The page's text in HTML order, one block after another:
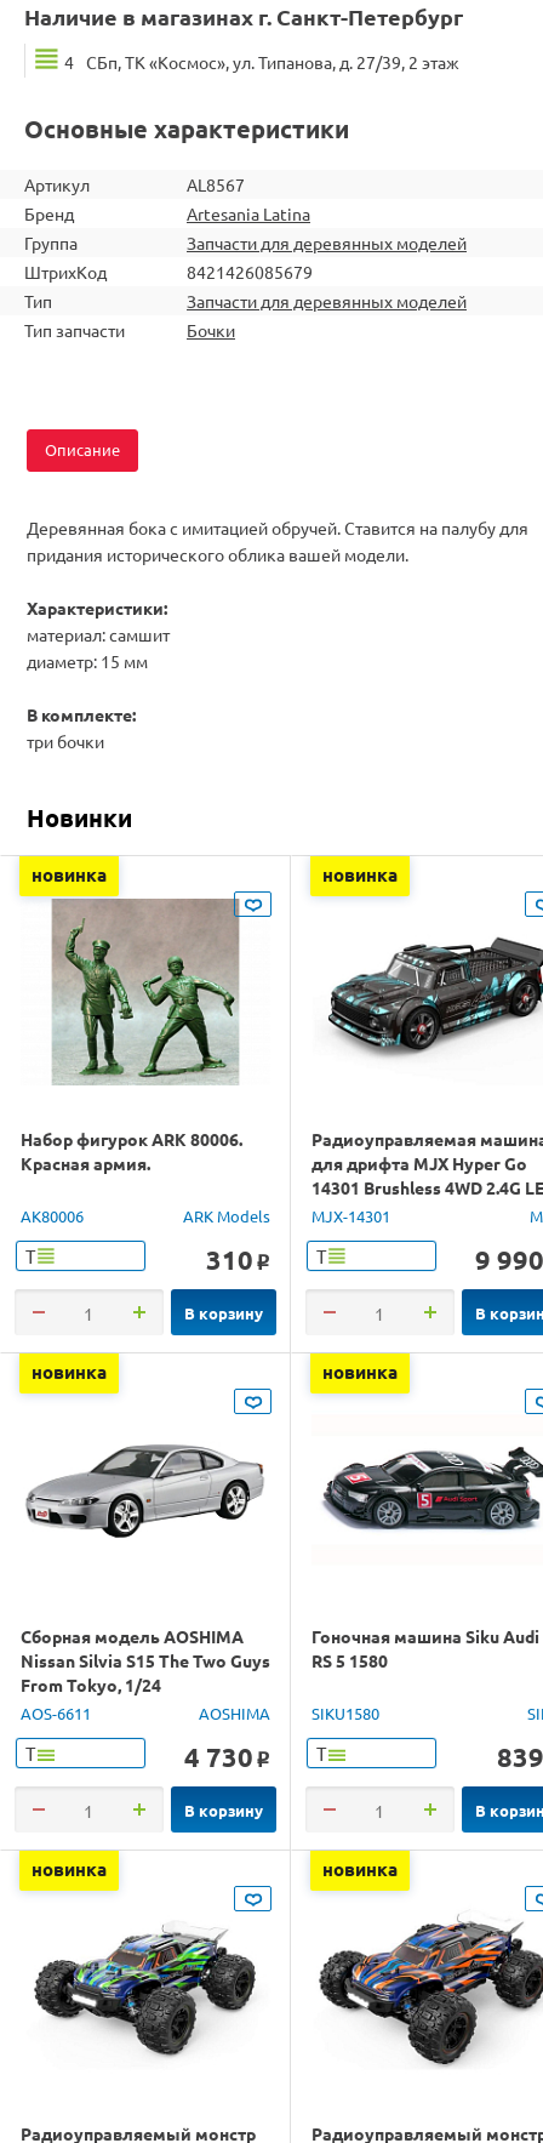
Наличие в магазинах г. Санкт-Петербург
4 СБп, ТК «Космос», ул. Типанова, д. 27/39, 2 этаж
Основные характеристики
Артикул
AL8567
Бренд
Artesania Latina
Группа
Запчасти для деревянных моделей
ШтрихКод
8421426085679
Тип
Запчасти для деревянных моделей
Тип запчасти
Бочки
Описание
Деревянная бока с имитацией обручей. Ставится на палубу для
придания исторического облика вашей модели.
Характеристики:
материал: самшит
диаметр: 15 мм
В комплекте:
три бочки
Новинки
новинка
Набор фигурок ARK 80006.
Красная армия.
AK80006 ARK Models
Т 310 o
В корзину
новинка
Радиоуправляемая
для дрифта MJX Hyper Go
14301 Brushless 4WD 2.4G
1/14 RTR
MJX-14301
Т 9 990
В
новинка
Сборная модель AOSHIMA
Nissan Silvia S15 The Two Guys
From Tokyo, 1/24
AOS-6611 AOSHIMA
Т 4 730 o
В корзину
новинка
Гоночная машина Siku Audi
RS 5 1580
SIKU1580
Т 839
В
новинка
Радиоуправляемый монстр
новинка
Радиоуправляемый